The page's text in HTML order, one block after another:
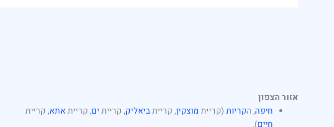
אזור הצפון
חיפה, הקריות (קריית מוצקין, קרייתביאליק, קריית ים, קרייתאתא, קריית
חיים).